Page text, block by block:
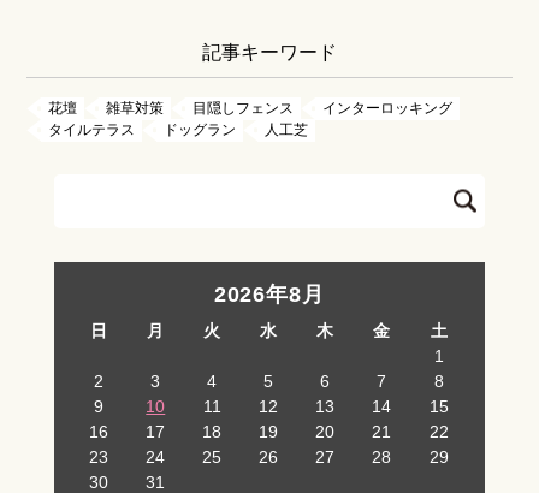
記事キーワード
花壇 雑草対策 目隠しフェンス
インターロッキング
タイルテラス
ドッグラン 人工芝
2026年8月
日 月 火 水 木 金
土
1
2
3 4 5 6 7
8
9
10 11 12 13 14
15
16
17 18 19 20 21
22
23
24 25 26 27 28
29
30
31